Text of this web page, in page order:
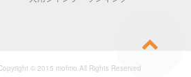
© 2015 mofmo.All Rights Reserved